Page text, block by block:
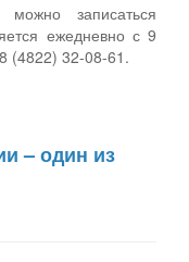
записаться
ежедневно с 9
(4822) 32-08-61.
– один из